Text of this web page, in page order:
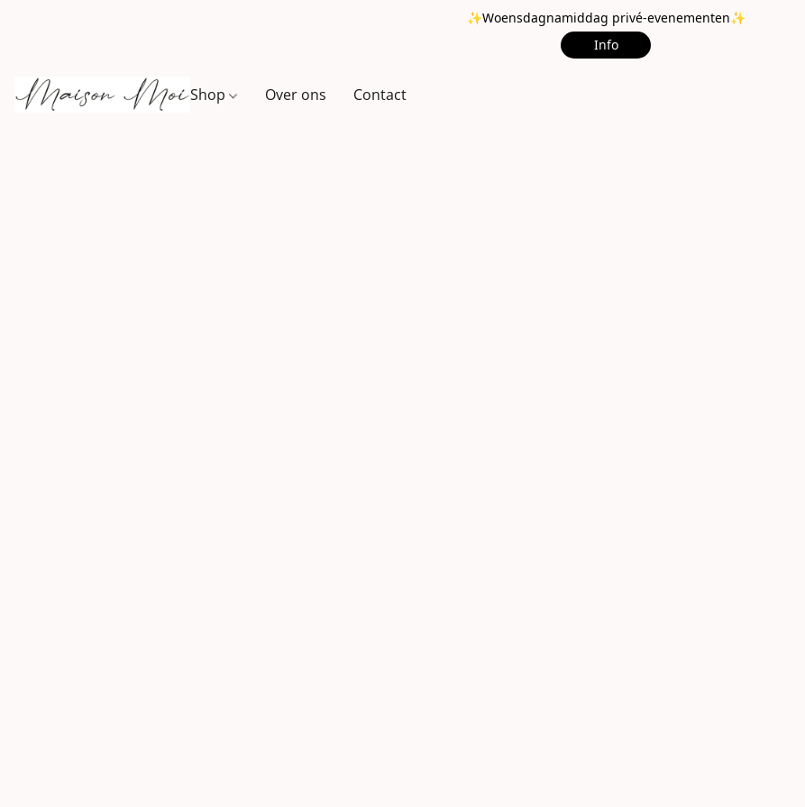
✨Woensdagnamiddag privé-evenementen✨
Info
Shop Over ons Contact